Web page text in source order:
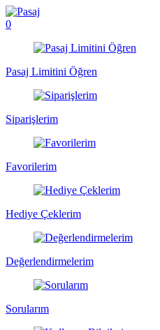
0
Pasaj Limitini Öğren
Siparişlerim
Favorilerim
Hediye Çeklerim
Değerlendirmelerim
Sorularım